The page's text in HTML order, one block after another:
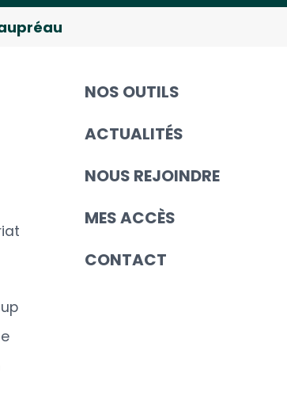
NOS OUTILS
ACTUALITÉS
NOUS REJOINDRE
MES ACCÈS
CONTACT